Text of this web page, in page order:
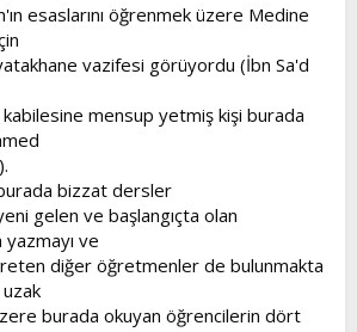
esaslarını öğrenmek üzere Medine
vazifesi görüyordu (İbn Sa'd
mensup yetmiş kişi burada
bizzat dersler
gelen ve başlangıçta olan
ve
diğer öğretmenler de bulunmakta
burada okuyan öğrencilerin dört